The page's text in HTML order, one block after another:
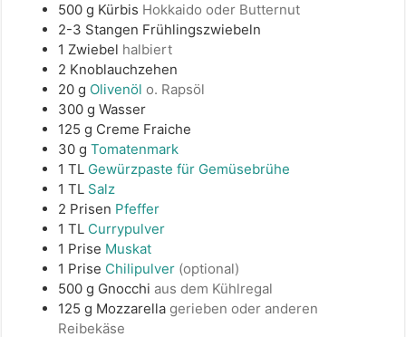
500 g Kürbis Hokkaido oder Butternut
2-3 Stangen Frühlingszwiebeln
1 Zwiebel halbiert
2 Knoblauchzehen
20 g Olivenöl o. Rapsöl
300 g Wasser
125 g Creme Fraiche
30 g Tomatenmark
1 TL Gewürzpaste für Gemüsebrühe
1 TL Salz
2 Prisen Pfeffer
1 TL Currypulver
1 Prise Muskat
1 Prise Chilipulver (optional)
500 g Gnocchi aus dem Kühlregal
125 g Mozzarella gerieben oder anderen
Reibekäse